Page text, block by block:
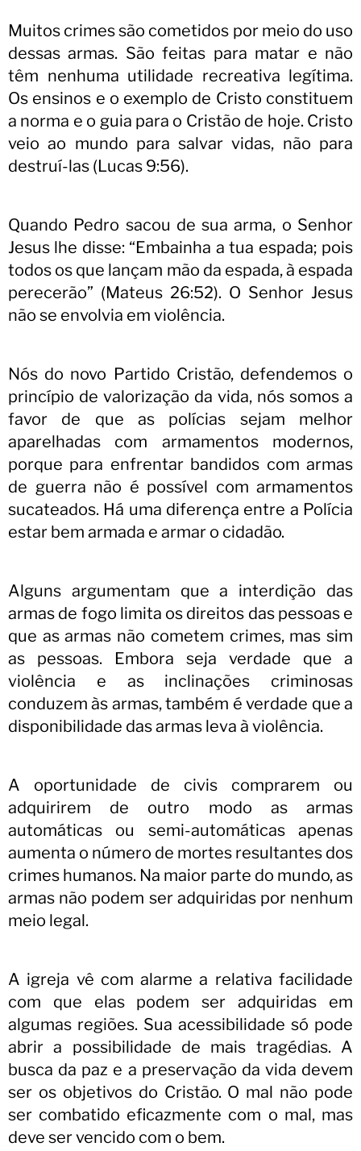
Muitos crimes são cometidos por meio do uso
dessas armas. São feitas para matar e não
têm nenhuma utilidade recreativa legítima.
Os ensinos e o exemplo de Cristo constituem
a norma e o guia para o Cristão de hoje. Cristo
veio ao mundo para salvar vidas, não para
destruí-las (Lucas 9:56).
Quando Pedro sacou de sua arma, o Senhor
Jesus lhe disse: “Embainha a tua espada; pois
todos os que lançam mão da espada, à espada
perecerão” (Mateus 26:52). O Senhor Jesus
não se envolvia em violência.
Nós do novo Partido Cristão, defendemos o
princípio de valorização da vida, nós somos a
favor de que as polícias sejam melhor
aparelhadas com armamentos modernos,
porque para enfrentar bandidos com armas
de guerra não é possível com armamentos
sucateados. Há uma diferença entre a Polícia
estar bem armada e armar o cidadão.
Alguns argumentam que a interdição das
armas de fogo limita os direitos das pessoas e
que as armas não cometem crimes, mas sim
as pessoas. Embora seja verdade que a
violência e as inclinações criminosas
conduzem às armas, também é verdade que a
disponibilidade das armas leva à violência.
A oportunidade de civis comprarem ou
adquirirem de outro modo as armas
automáticas ou semi-automáticas apenas
aumenta o número de mortes resultantes dos
crimes humanos. Na maior parte do mundo, as
armas não podem ser adquiridas por nenhum
meio legal.
A igreja vê com alarme a relativa facilidade
com que elas podem ser adquiridas em
algumas regiões. Sua acessibilidade só pode
abrir a possibilidade de mais tragédias. A
busca da paz e a preservação da vida devem
ser os objetivos do Cristão. O mal não pode
ser combatido eficazmente com o mal, mas
deve ser vencido com o bem.